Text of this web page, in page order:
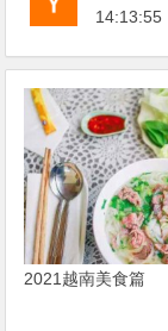
14:13:55
2021越南美食篇